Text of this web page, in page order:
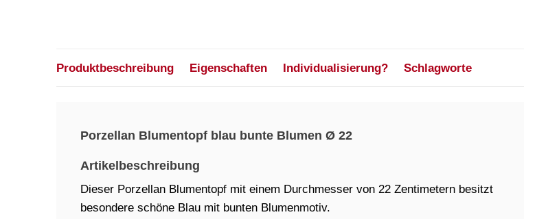
Produktbeschreibung Eigenschaften Individualisierung? Schlagworte
Porzellan Blumentopf blau bunte Blumen Ø 22
Artikelbeschreibung
Dieser Porzellan Blumentopf mit einem Durchmesser von 22 Zentimetern besitzt
besondere schöne Blau mit bunten Blumenmotiv.